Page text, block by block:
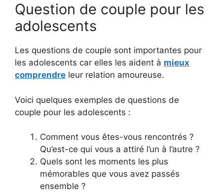
Question de couple pour les
adolescents
Les questions de couple sont importantes pour
les adolescents car elles les aident à mieux
comprendre leur relation amoureuse.
Voici quelques exemples de questions de
couple pour les adolescents :
Comment vous êtes-vous rencontrés ?
Qu’est-ce qui vous a attiré l’un à l’autre ?
Quels sont les moments les plus
mémorables que vous avez passés
ensemble ?